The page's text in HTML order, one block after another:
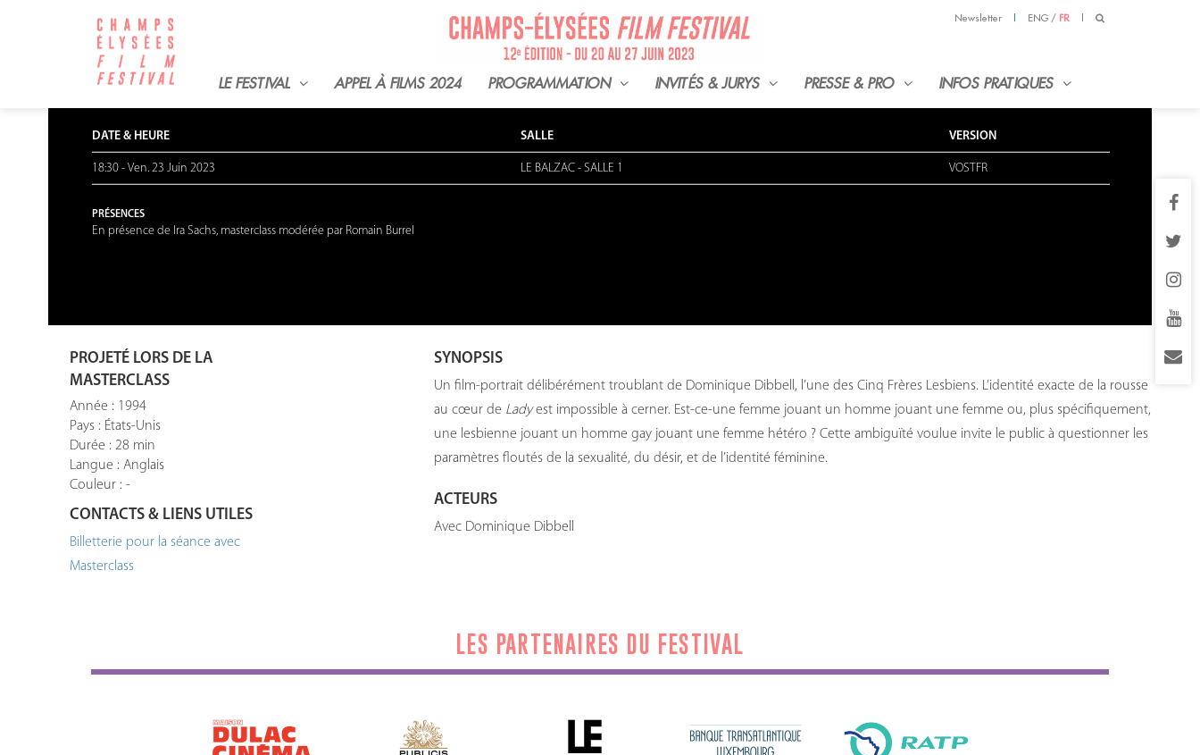
Newsletter ENG / FR
LE FESTIVAL APPEL À FILMS 2024 PROGRAMMATION INVITÉS & JURYS PRESSE & PRO INFOS PRATIQUES
RÉTROSPECTIVE IRA SACHS
Lady
de Ira Sachs
DATE & HEURE SALLE VERSION
18:30 -Ven. 23 Juin 2023 LE BALZAC- SALLE 1 VOSTFR
PRÉSENCES
En présence de Ira Sachs, masterclass modérée par Romain Burrel
SYNOPSIS
Un film-portrait délibérément troublant de Dominique Dibbell, l’une des Cinq Frères Lesbiens. L’identité exacte de la rousse
au cœur de Ladyest impossible à cerner. Est-ce-une femme jouant un homme jouant une femme ou, plus spécifiquement,
une lesbienne jouant un homme gay jouant une femme hétéro ? Cette ambiguïté voulue invite le public à questionner les
paramètres floutés de la sexualité, du désir, et de l’identité féminine.
ACTEURS
Avec Dominique Dibbell
PROJETÉ LORS DE LA
MASTERCLASS
Année : 1994
Pays : États-Unis
Durée : 28 min
Langue : Anglais
Couleur : -
CONTACTS & LIENS UTILES
Billetterie pour la séance avec
Masterclass
LES PARTENAIRES DU FESTIVAL